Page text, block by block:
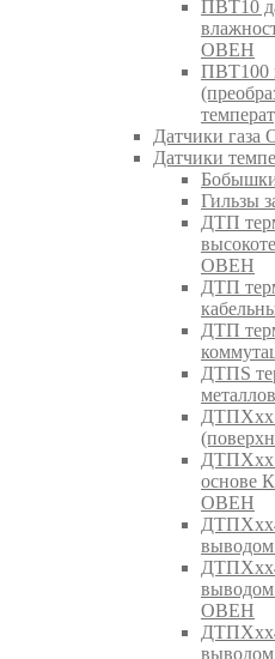
ПВТ10
ОВЕН
ПВТ100
Датчики
Датчики
Гильзы
ДТП
ОВЕН
ДТП
ДТП
ДТПS
основе
ОВЕН
ОВЕН